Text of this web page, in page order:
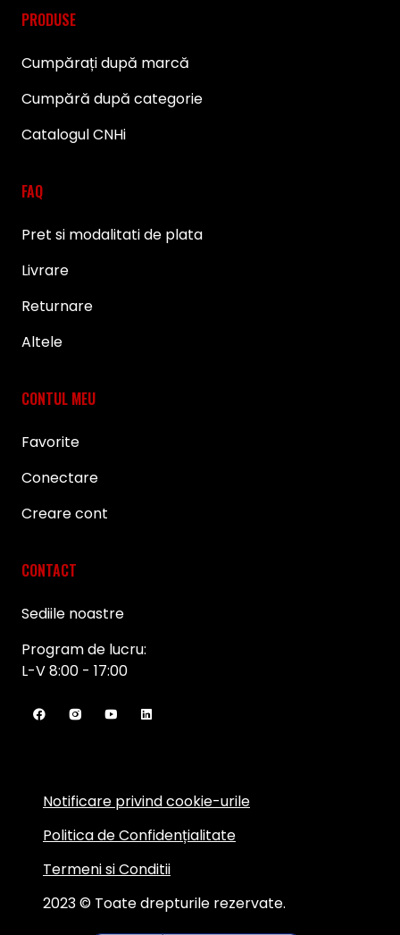
PRODUSE
Cumpărați după marcă
Cumpără după categorie
Catalogul CNHi
FAQ
Pret si modalitati de plata
Livrare
Returnare
Altele
CONTUL MEU
Favorite
Conectare
Creare cont
CONTACT
Sediile noastre
Program de lucru:
L-V 8:00 - 17:00
2023 © Toate drepturile rezervate.
Notificare privind cookie-urile
Politica de Confidențialitate
Termeni si Conditii